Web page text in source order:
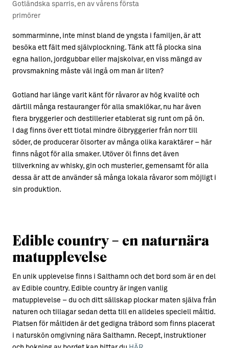
Gotländska sparris, en av vårens första
primörer
sommarminne, inte minst bland de yngsta i familjen, är att
besöka ett fält med självplockning. Tänk att få plocka sina
egna hallon, jordgubbar eller majskolvar, en viss mängd av
provsmakning måste väl ingå om man är liten?
Gotland har länge varit känt för råvaror av hög kvalité och
därtill många restauranger för alla smaklökar, nu har även
flera bryggerier och destillerier etablerat sig runt om på ön.
I dag finns över ett tiotal mindre ölbryggerier från norr till
söder, de producerar ölsorter av många olika karaktärer – här
finns något för alla smaker. Utöver öl finns det även
tillverkning av whisky, gin och musterier, gemensamt för alla
dessa är att de använder så många lokala råvaror som möjligt i
sin produktion.
Edible country – en naturnära
matupplevelse
En unik upplevelse finns i Salthamn och det bord som är en del
av Edible country. Edible country är ingen vanlig
matupplevelse – du och ditt sällskap plockar maten själva från
naturen och tillagar sedan detta till en alldeles speciell måltid.
Platsen för måltiden är det gedigna träbord som finns placerat
i naturskön omgivning nära Salthamn. Recept, instruktioner